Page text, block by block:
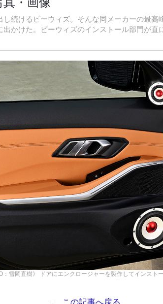
続けるビーウィズ。そんな同メーカーの最高
かけた。ビーウィズのインストール部門が
：雪岡直樹》 ドアにエンクロージャーを製作してインスト
この記事へ戻る